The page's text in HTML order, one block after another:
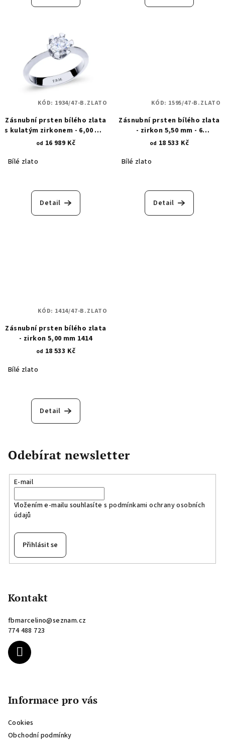
Zásnubní prsten bílého zlata
s kulatým zirkonem - 6,00 mm
- 6 trojúhelníkových krapen
od 16 989 Kč
Bílé zlato
Detail
KÓD: 1934/47-B.ZLATO
Zásnubní prsten bílého zlata
- zirkon 5,50 mm - 6
lichoběžníkových krapen
od 18 533 Kč
Bílé zlato
Detail
KÓD: 1595/47-B.ZLATO
Zásnubní prsten bílého zlata
- zirkon 5,00 mm 1414
od 18 533 Kč
Bílé zlato
Detail
KÓD: 1414/47-B.ZLATO
Odebírat newsletter
E-mail
Vložením e-mailu souhlasíte s podmínkami ochrany osobních
údajů
Přihlásit se
Kontakt
fbmarcelino@seznam.cz
774 488 723
Informace pro vás
Cookies
Obchodní podmínky